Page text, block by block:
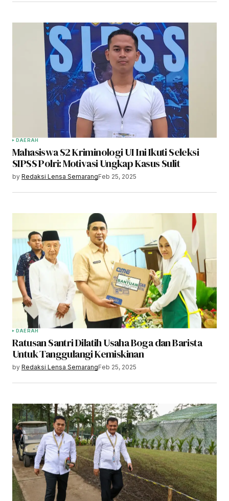
DAERAH
Mahasiswa S2 Kriminologi UI Ini Ikuti Seleksi
SIPSS Polri: Motivasi Ungkap Kasus Sulit
by Redaksi Lensa SemarangFeb 25, 2025
DAERAH
Ratusan Santri Dilatih Usaha Boga dan Barista
Untuk Tanggulangi Kemiskinan
by Redaksi Lensa SemarangFeb 25, 2025